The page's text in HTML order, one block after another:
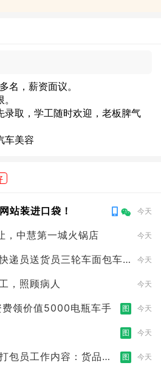
名，薪资面议。
录取，学工随时欢迎，老板脾气
车美容
站装进口袋！ 今天
，中慧第一城火锅店 今天
递员送货员三轮车面包车
今天
，照顾病人 今天
费领价值5000电瓶车手 图 今天
图 今天
包员工作内容：货品分
图 今天